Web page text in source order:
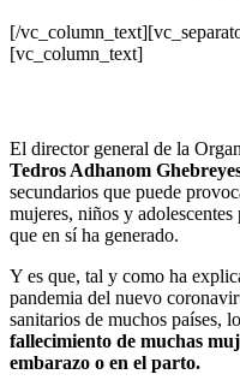
[/
[vc_column_text]
El director general de la
Tedros Adhanom
secundarios que puede
mujeres, niños y
que en sí ha generado.
Y es que, tal y como ha
pandemia del nuevo
sanitarios de muchos países,
fallecimiento de muchas
embarazo o en el parto.